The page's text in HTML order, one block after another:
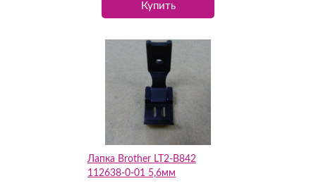
Купить
Лапка Brother LT2-B842
112638-0-01 5,6мм